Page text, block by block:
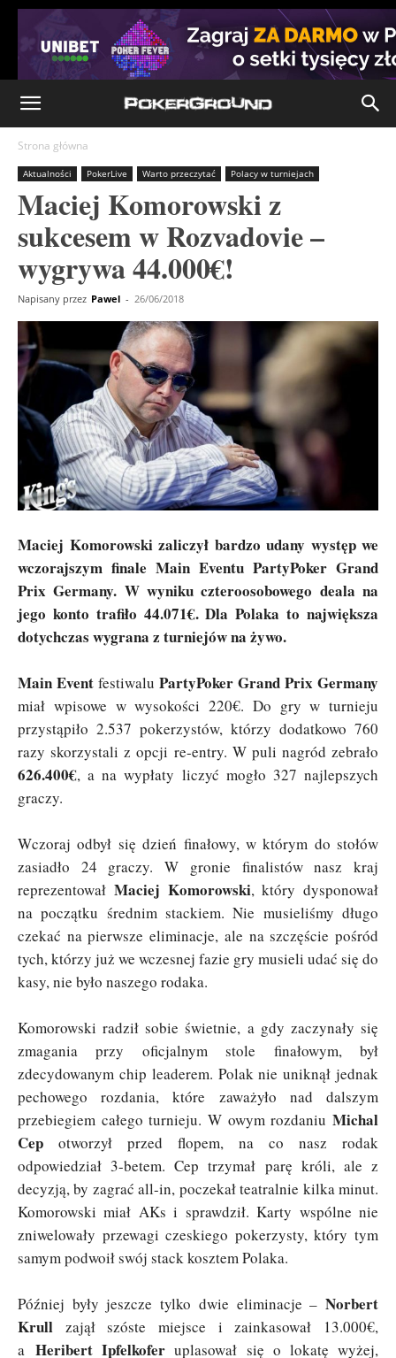
Strona główna
Aktualności PokerLive Warto przeczytać Polacy w turniejach
Maciej Komorowski z
sukcesem w Rozvadovie –
wygrywa 44.000€!
Napisany przez Pawel - 26/06/2018
Maciej Komorowski zaliczył bardzo udany występ we
wczorajszym finale Main Eventu PartyPoker Grand
Prix Germany. W wyniku czteroosobowego deala na
jego konto trafiło 44.071€. Dla Polaka to największa
dotychczas wygrana z turniejów na żywo.
Main Event festiwalu PartyPoker Grand Prix Germany
miał wpisowe w wysokości 220€. Do gry w turnieju
przystąpiło 2.537 pokerzystów, którzy dodatkowo 760
razy skorzystali z opcji re-entry. W puli nagród zebrało
626.400€, a na wypłaty liczyć mogło 327 najlepszych
graczy.
Wczoraj odbył się dzień finałowy, w którym do stołów
zasiadło 24 graczy. W gronie finalistów nasz kraj
reprezentował Maciej Komorowski, który dysponował
na początku średnim stackiem. Nie musieliśmy długo
czekać na pierwsze eliminacje, ale na szczęście pośród
tych, którzy już we wczesnej fazie gry musieli udać się do
kasy, nie było naszego rodaka.
Komorowski radził sobie świetnie, a gdy zaczynały się
zmagania przy oficjalnym stole finałowym, był
zdecydowanym chip leaderem. Polak nie uniknął jednak
pechowego rozdania, które zaważyło nad dalszym
przebiegiem całego turnieju. W owym rozdaniu Michal
Cep otworzył przed flopem, na co nasz rodak
odpowiedział 3-betem. Cep trzymał parę króli, ale z
decyzją, by zagrać all-in, poczekał teatralnie kilka minut.
Komorowski miał AKs i sprawdził. Karty wspólne nie
zniwelowały przewagi czeskiego pokerzysty, który tym
samym podwoił swój stack kosztem Polaka.
Później były jeszcze tylko dwie eliminacje – Norbert
Krull zajął szóste miejsce i zainkasował 13.000€,
aHeribert Ipfelkofer uplasował się o lokatę wyżej,